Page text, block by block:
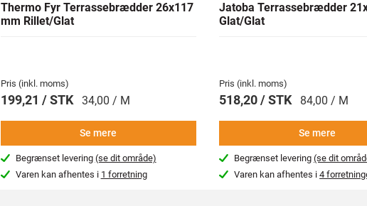
Thermo Fyr Terrassebrædder 26x117
mm Rillet/Glat
Pris (inkl. moms)
199,21 / STK 34,00 / M
Se mere
Begrænset levering (se dit område)
Varen kan afhentes i 1 forretning
Jatoba Terrassebrædder
Glat/Glat
Pris (inkl. moms)
518,20 / STK 84,00 / M
Se mere
Begrænset levering(se dit
Varen kan afhentes i4